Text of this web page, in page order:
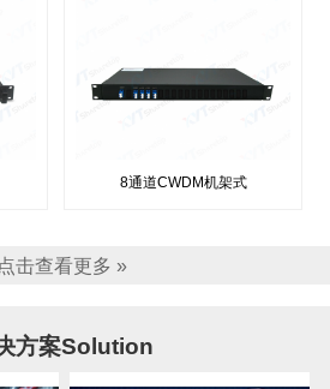
8通道CWDM机架式
点击查看更多 »
方案Solution